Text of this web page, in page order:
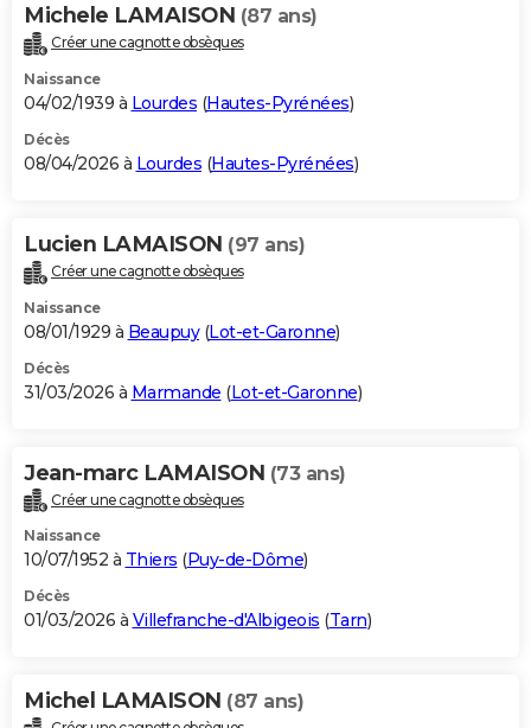
Bricolage
Lifestyle
Culture
Sport
Auto
Television
Voyage
Cinema
Michele LAMAISON (87 ans)
Créer une cagnotte obsèques
Naissance
04/02/1939 à Lourdes (Hautes-Pyrénées)
Décès
08/04/2026 à Lourdes (Hautes-Pyrénées)
Lucien LAMAISON (97 ans)
Créer une cagnotte obsèques
Naissance
08/01/1929 à Beaupuy(Lot-et-Garonne)
Décès
31/03/2026 à Marmande (Lot-et-Garonne)
Jean-marc LAMAISON (73 ans)
Créer une cagnotte obsèques
Naissance
10/07/1952 à Thiers (Puy-de-Dôme)
Décès
01/03/2026 à Villefranche-d'Albigeois (Tarn)
Michel LAMAISON (87 ans)